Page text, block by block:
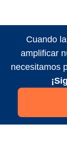
Cuando
amplificar
necesitamos